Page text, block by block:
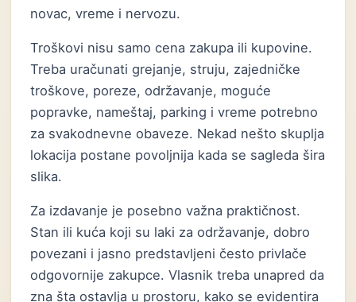
novac, vreme i nervozu.
Troškovi nisu samo cena zakupa ili kupovine.
Treba uračunati grejanje, struju, zajedničke
troškove, poreze, održavanje, moguće
popravke, nameštaj, parking i vreme potrebno
za svakodnevne obaveze. Nekad nešto skuplja
lokacija postane povoljnija kada se sagleda šira
slika.
Za izdavanje je posebno važna praktičnost.
Stan ili kuća koji su laki za održavanje, dobro
povezani i jasno predstavljeni često privlače
odgovornije zakupce. Vlasnik treba unapred da
zna šta ostavlja u prostoru, kako se evidentira